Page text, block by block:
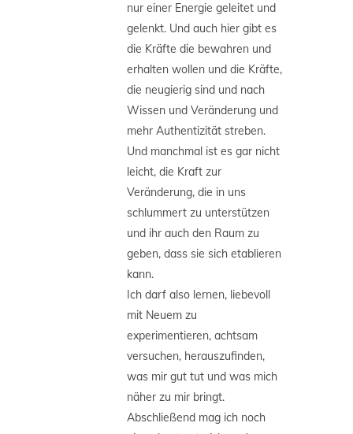
nur einer Energie geleitet und
gelenkt. Und auch hier gibt es
die Kräfte die bewahren und
erhalten wollen und die Kräfte,
die neugierig sind und nach
Wissen und Veränderung und
mehr Authentizität streben.
Und manchmal ist es gar nicht
leicht, die Kraft zur
Veränderung, die in uns
schlummert zu unterstützen
und ihr auch den Raum zu
geben, dass sie sich etablieren
kann.
Ich darf also lernen, liebevoll
mit Neuem zu
experimentieren, achtsam
versuchen, herauszufinden,
was mir gut tut und was mich
näher zu mir bringt.
Abschließend mag ich noch